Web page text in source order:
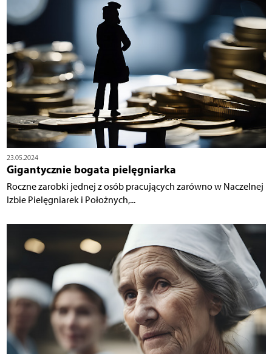
23.05.2024
Gigantycznie bogata pielęgniarka
Roczne zarobki jednej z osób pracujących zarówno w Naczelnej
Izbie Pielęgniarek i Położnych,...